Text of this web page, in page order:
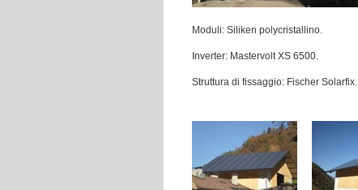
Moduli: Siliken polycristallino.
Inverter: Mastervolt XS 6500.
Struttura di fissaggio: Fischer Solarfix.